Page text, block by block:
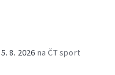
5. 8. 2026 na ČT sport